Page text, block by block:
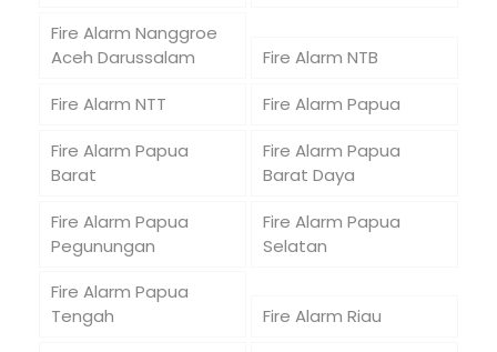
Fire Alarm Nanggroe
Aceh Darussalam
Fire Alarm NTB
Fire Alarm NTT
Fire Alarm Papua
Fire Alarm Papua
Barat
Fire Alarm Papua
Barat Daya
Fire Alarm Papua
Pegunungan
Fire Alarm Papua
Selatan
Fire Alarm Papua
Tengah
Fire Alarm Riau